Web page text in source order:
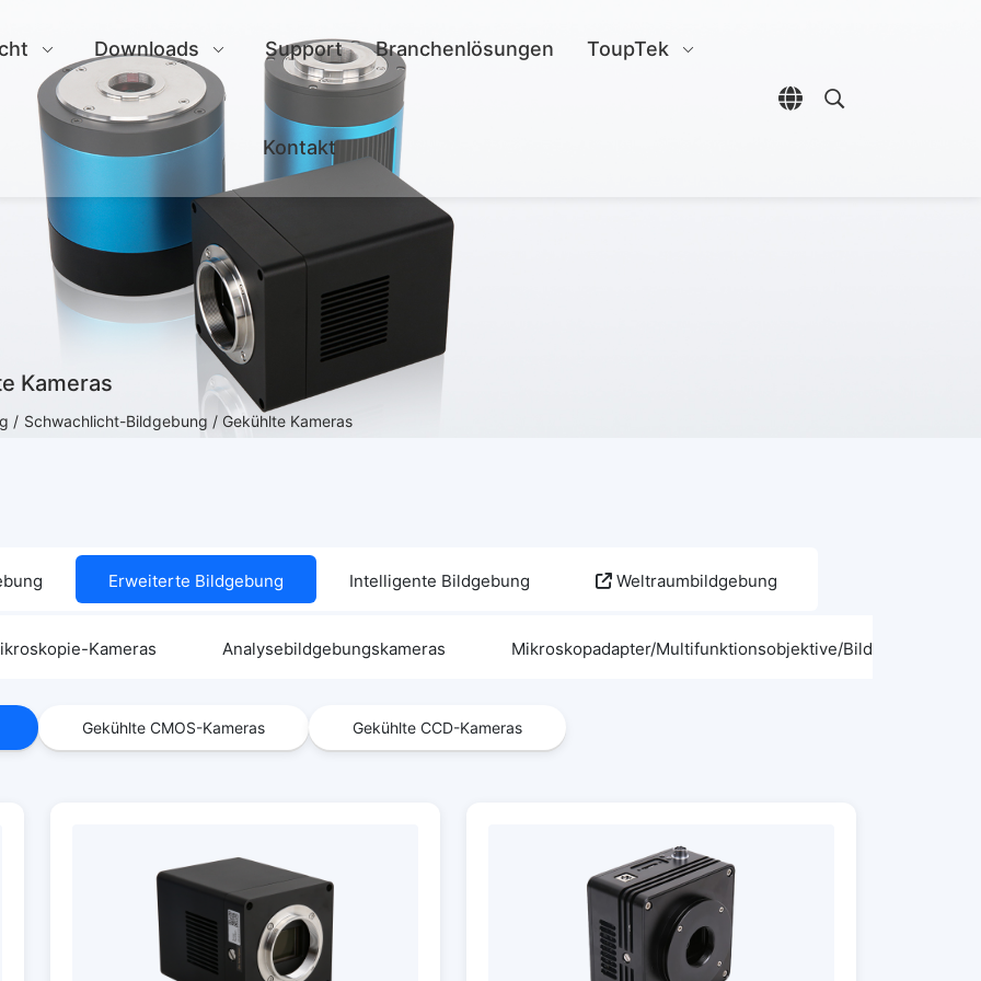
Downloads Support Branchenlösungen ToupTek
Kontakt
Sprachauswahl
Open search
Kameras
/ Schwachlicht-Bildgebung / Gekühlte Kameras
Erweiterte Bildgebung Intelligente Bildgebung Weltraumbildgebung
Kameras Analysebildgebungskameras Mikroskopadapter/Multifunktionsobjektive/
Gekühlte CMOS-Kameras Gekühlte CCD-Kameras